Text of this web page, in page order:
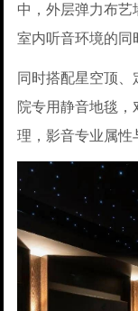
中，外层弹力布
室内听音环境的同
同时搭配星空顶
院专用静音地毯
理，影音专业属性